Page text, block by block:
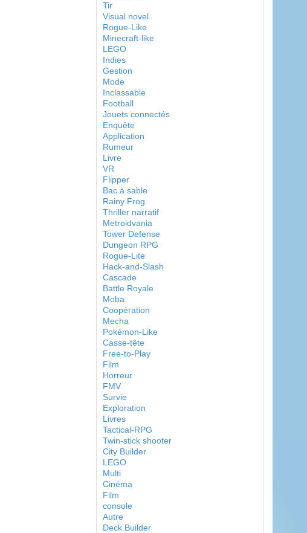
Tir
Visual novel
Rogue-Like
Minecraft-like
LEGO
Indies
Gestion
Mode
Inclassable
Football
Jouets connectés
Enquête
Application
Rumeur
Livre
VR
Flipper
Bac à sable
Rainy Frog
Thriller narratif
Metroidvania
Tower Defense
Dungeon RPG
Rogue-Lite
Hack-and-Slash
Cascade
Battle Royale
Moba
Coopération
Mecha
Pokémon-Like
Casse-tête
Free-to-Play
Film
Horreur
FMV
Survie
Exploration
Livres
Tactical-RPG
Twin-stick shooter
City Builder
LEGO
Multi
Cinéma
Film
console
Autre
Deck Builder